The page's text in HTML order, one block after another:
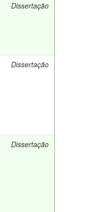
Dissertação
Dissertação
Dissertação